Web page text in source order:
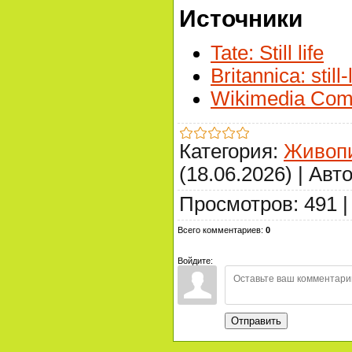
Источники
Tate: Still life
Britannica:
Wikimedia
Категория:
(18.06.2026) |
Просмотров: 491
Всего комментариев: 0
Войдите:
Отправить